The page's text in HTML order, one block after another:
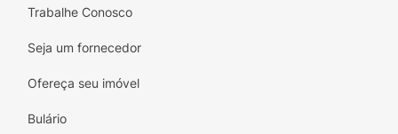
Trabalhe Conosco
Seja um fornecedor
Ofereça seu imóvel
Bulário